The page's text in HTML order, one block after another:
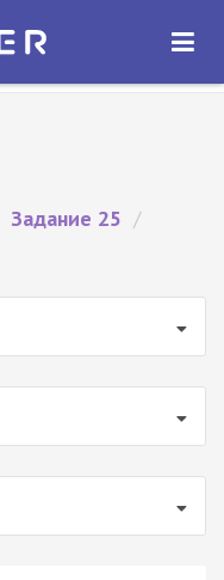
ОТКРЫТЬ
Задание 25 /